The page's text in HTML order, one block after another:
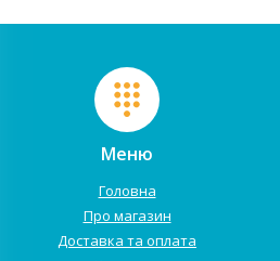
Меню
Головна
Про магазин
Доставка та оплата